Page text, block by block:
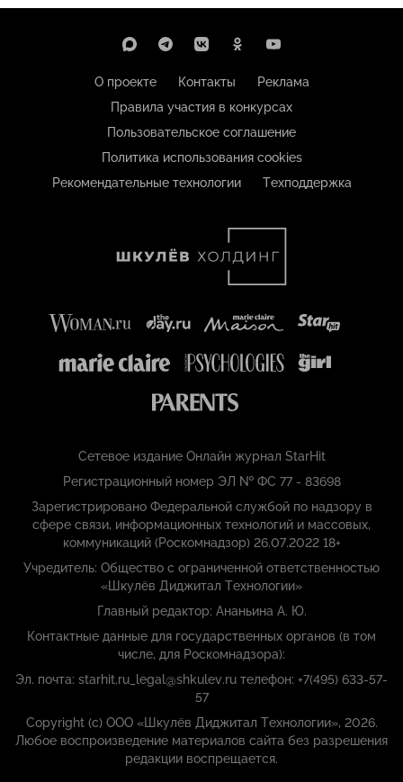
О проекте Контакты
Реклама
Правила участия в конкурсах
Пользовательское соглашение
Политика использования cookies
Рекомендательные технологии
Техподдержка
Сетевое издание Онлайн журнал StarHit
Регистрационный номер ЭЛ № ФС 77 - 83698
Зарегистрировано Федеральной службой по надзору в
сфере связи, информационных технологий и массовых,
коммуникаций (Роскомнадзор) 26.07.2022 18+
Учредитель: Общество с ограниченной ответственностью
«Шкулёв Диджитал Технологии»
Главный редактор: Ананьина А. Ю.
Контактные данные для государственных органов (в том
числе, для Роскомнадзора):
Эл. почта: starhit.ru_legal@shkulev.ru телефон: +7(495) 633-57-
57
Copyright (с) ООО «Шкулёв Диджитал Технологии», 2026.
Любое воспроизведение материалов сайта без разрешения
редакции воспрещается.